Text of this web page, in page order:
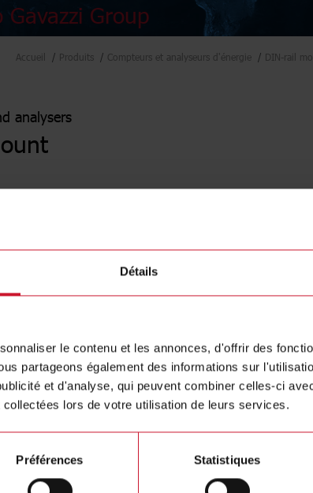
Détails
le contenu et les annonces, d'offrir des
partageons également des informations sur
et d'analyse, qui peuvent combiner celles-ci
lors de votre utilisation de leurs services.
Préférences Statistiques
Gavazzi Group
Accueil Produits Compteurs et analyseurs d'énergie DIN-rail
analysers
Contactez nous
Three-
L-L, 5